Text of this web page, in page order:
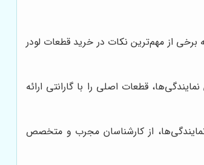
برخی از مهم‌ترین نکات در خرید قطعات لودر
قطعات اصلی را با گارانتی ارائه
از کارشناسان مجرب و متخصص